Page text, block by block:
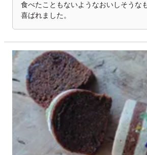
食べたこともないようなおいしそうな
喜ばれました。